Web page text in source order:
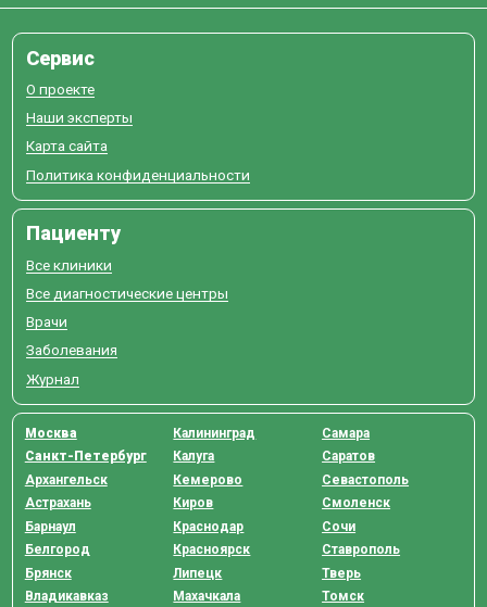
Сервис
О проекте
Наши эксперты
Карта сайта
Политика конфиденциальности
Пациенту
Все клиники
Все диагностические центры
Врачи
Заболевания
Журнал
Москва
Санкт-Петербург
Архангельск
Астрахань
Барнаул
Белгород
Брянск
Владикавказ
Калининград
Калуга
Кемерово
Киров
Краснодар
Красноярск
Липецк
Махачкала
Самара
Саратов
Севастополь
Смоленск
Сочи
Ставрополь
Тверь
Томск